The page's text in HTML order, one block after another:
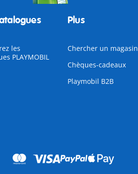
les
PLAYMOBIL
Plus
Chercher un magasin
Chèques-cadeaux
Playmobil B2B